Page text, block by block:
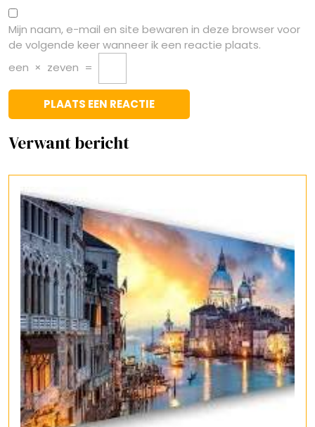
Mijn naam, e-mail en site bewaren in deze browser voor
de volgende keer wanneer ik een reactie plaats.
een × zeven =
Verwant bericht